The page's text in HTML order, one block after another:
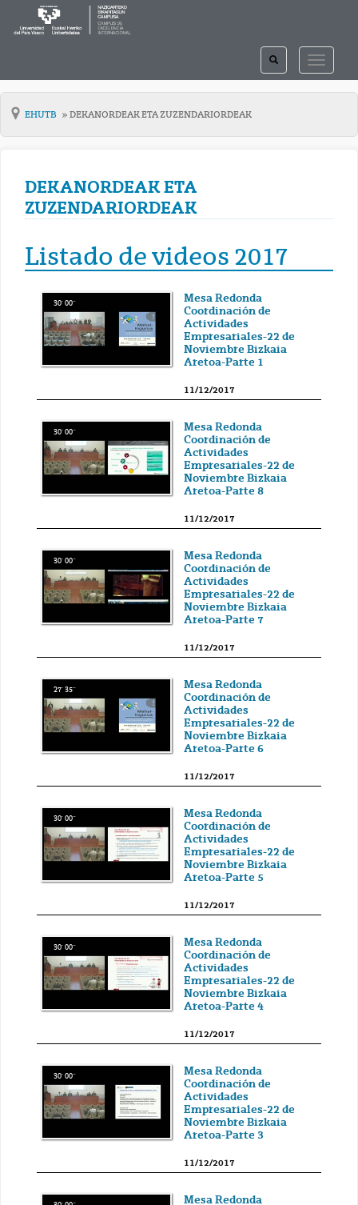
TOGGLE
TOGGLE
SEARCH
EHUTB DEKANORDEAK ETA ZUZENDARIORDEAK
DEKANORDEAK ETA
ZUZENDARIORDEAK
Listado de videos 2017
30' 00''
Mesa Redonda
Coordinación de
Actividades
Empresariales-22 de
Noviembre Bizkaia
Aretoa-Parte 1
11/12/2017
30' 00''
Mesa Redonda
Coordinación de
Actividades
Empresariales-22 de
Noviembre Bizkaia
Aretoa-Parte 8
11/12/2017
30' 00''
Mesa Redonda
Coordinación de
Actividades
Empresariales-22 de
Noviembre Bizkaia
Aretoa-Parte 7
11/12/2017
27' 35''
Mesa Redonda
Coordinación de
Actividades
Empresariales-22 de
Noviembre Bizkaia
Aretoa-Parte 6
11/12/2017
30' 00''
Mesa Redonda
Coordinación de
Actividades
Empresariales-22 de
Noviembre Bizkaia
Aretoa-Parte 5
11/12/2017
30' 00''
Mesa Redonda
Coordinación de
Actividades
Empresariales-22 de
Noviembre Bizkaia
Aretoa-Parte 4
11/12/2017
30' 00''
Mesa Redonda
Coordinación de
Actividades
Empresariales-22 de
Noviembre Bizkaia
Aretoa-Parte 3
11/12/2017
Mesa Redonda